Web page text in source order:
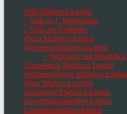
Villa Mallorca kaufen
– Villa in 1. Meereslinie
– Villa am Golfplatz
Finca Mallorca kaufen
Wohnung Mallorca kaufen
– Wohnung mit Meerblick
Grundstück Mallorca kaufen
Neubauprojekte Mallorca kaufen
Haus Mallorca kaufen
Apartment Mallorca kaufen
Gewerbeimmobilien kaufen
Luxusimmobilien kaufen